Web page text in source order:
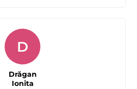
D
Drăgan
Ionita